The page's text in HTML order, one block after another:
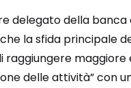
delegato della banca
la sfida principale
raggiungere maggiore
delle attività” con